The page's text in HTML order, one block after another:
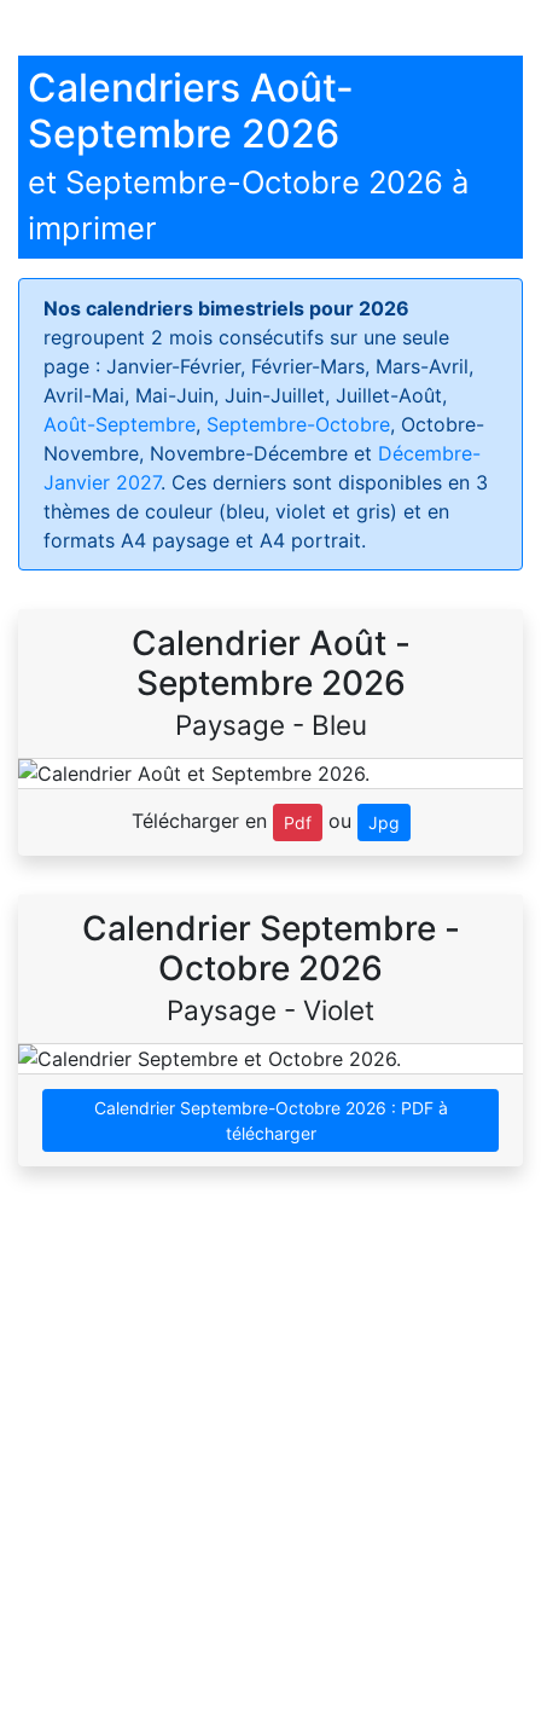
Calendriers Août-
Septembre 2026
et Septembre-Octobre 2026 à
imprimer
Nos calendriers bimestriels pour 2026
regroupent 2 mois consécutifs sur une seule
page : Janvier-Février, Février-Mars, Mars-Avril,
Avril-Mai, Mai-Juin, Juin-Juillet, Juillet-Août,
Août-Septembre, Septembre-Octobre, Octobre-
Novembre, Novembre-Décembre et Décembre-
Janvier 2027. Ces derniers sont disponibles en 3
thèmes de couleur (bleu, violet et gris) et en
formats A4 paysage et A4 portrait.
Calendrier Août -
Septembre 2026
Paysage - Bleu
Télécharger en Pdf ou Jpg
Calendrier Septembre -
Octobre 2026
Paysage - Violet
Calendrier Septembre-Octobre 2026 : PDF à
télécharger